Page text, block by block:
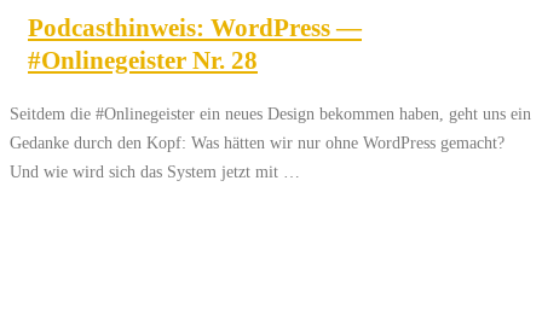
Podcasthinweis: WordPress —
#Onlinegeister Nr. 28
Seitdem die #Onlinegeister ein neues Design bekommen haben, geht uns ein
Gedanke durch den Kopf: Was hätten wir nur ohne WordPress gemacht?
Und wie wird sich das System jetzt mit …